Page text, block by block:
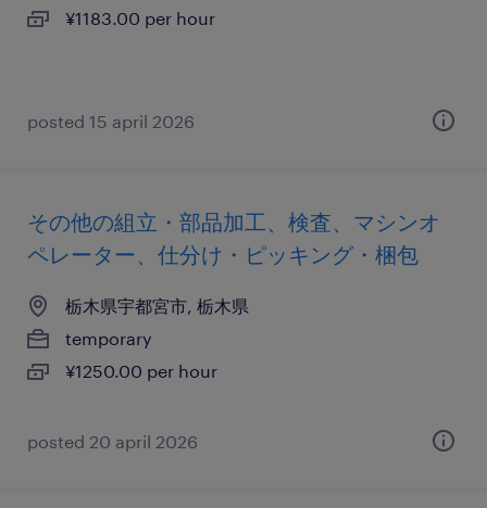
¥1183.00 per hour
posted 15 april 2026
その他の組立・部品加工、検査、マシンオ
ペレーター、仕分け・ピッキング・梱包
栃木県宇都宮市, 栃木県
temporary
¥1250.00 per hour
posted 20 april 2026